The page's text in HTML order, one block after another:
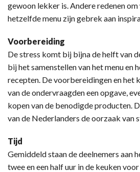
gewoon lekker is. Andere redenen om
hetzelfde menu zijn gebrek aan
Voorbereiding
De stress komt bij bijna de helft van
bij het samenstellen van het menu en
recepten. De voorbereidingen en het
van de ondervraagden een opgave,
kopen van de benodigde producten.
van de Nederlanders de oorzaak van
Tijd
Gemiddeld staan de deelnemers aan
twee en een half uur in de keuken